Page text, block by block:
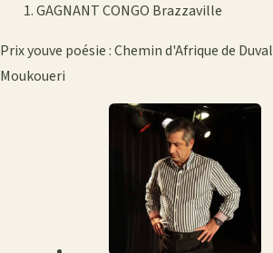
GAGNANT CONGO Brazzaville
Prix youve poésie : Chemin d'Afrique de Duval
Moukoueri